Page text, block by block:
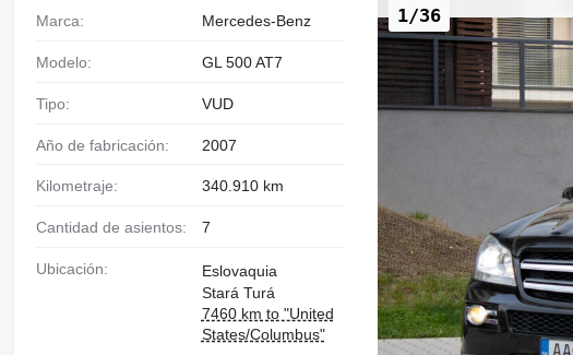
1/36
Marca: Mercedes-Benz
Modelo: GL 500 AT7
Tipo: VUD
Año de fabricación: 2007
Kilometraje: 340.910 km
Cantidad de asientos: 7
Ubicación:
Eslovaquia
Stará Turá
7460 km to "United
States/Columbus"